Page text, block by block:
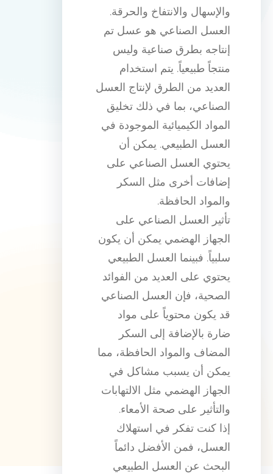
والإسهال والانتفاخ والحرقة.
العسل الصناعي هو عسل تم
إنتاجه بطرق صناعية وليس
منتجاً طبيعياً. يتم استخدام
العديد من الطرق لإنتاج العسل
الصناعي، بما في ذلك تخليق
المواد الكيميائية الموجودة في
العسل الطبيعي. يمكن أن
يحتوي العسل الصناعي على
إضافات أخرى مثل السكر
والمواد الحافظة.
تأثير العسل الصناعي على
الجهاز الهضمي يمكن أن يكون
سلبياً. فبينما العسل الطبيعي
يحتوي على العديد من الفوائد
الصحية، فإن العسل الصناعي
قد يكون محتوياً على مواد
ضارة بالإضافة إلى السكر
المضاف والمواد الحافظة، مما
يمكن أن يسبب مشاكل في
الجهاز الهضمي مثل الالتهابات
والتأثير على صحة الأمعاء.
إذا كنت تفكر في استهلاك
العسل، فمن الأفضل دائماً
البحث عن العسل الطبيعي